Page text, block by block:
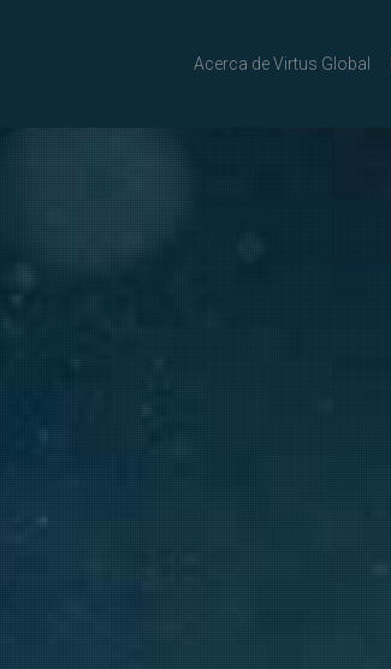
Acerca de Virtus Global